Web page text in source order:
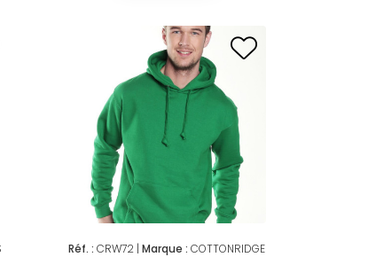
Réf. : CRW72 | Marque : COTTONRIDGE